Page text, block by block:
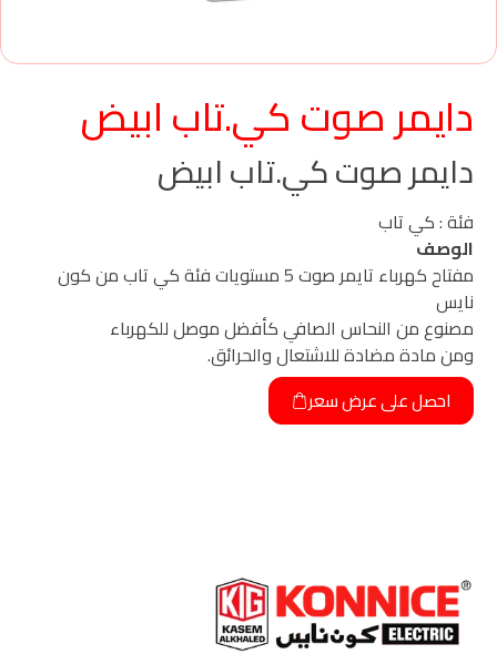
دايمر صوت كي.تاب ابيض
دايمرصوت كي.تاب ابيض
فئة : كي تاب
الوصف
مفتاح كهرباء تايمر صوت 5 مستويات فئة كي تاب من كون
نايس
مصنوع من النحاس الصافي كأفضل موصل للكهرباء
ومن مادة مضادة للاشتعال والحرائق.
احصل على عرض سعر